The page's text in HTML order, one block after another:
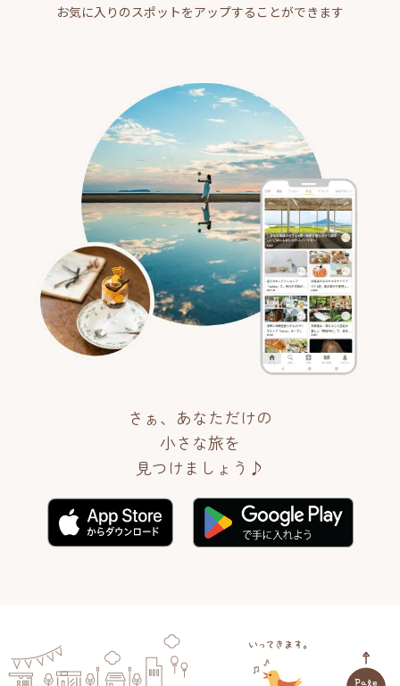
お気に入りのスポットをアップすることができます
さぁ、あなただけの
小さな旅を
見つけましょう♪